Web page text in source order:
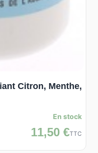
En stock
11,50 €TTC